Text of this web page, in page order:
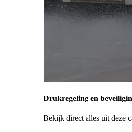
Drukregeling en
Bekijk direct alles uit deze